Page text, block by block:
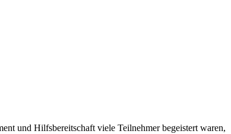
und Hilfsbereitschaft viele Teilnehmer begeistert waren,